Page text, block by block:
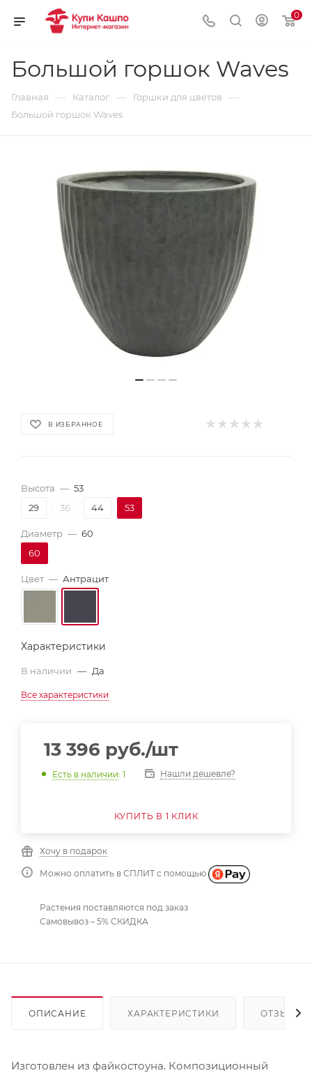
0
Большой горшок Waves
Главная — Каталог — Горшки для цветов —
Большой горшок Waves
В ИЗБРАННОЕ
Высота — 53
29
36 44 53
Диаметр — 60
60
Цвет — Антрацит
Характеристики
В наличии — Да
Все характеристики
13 396 руб./шт
Есть в наличии: 1 Нашли дешевле?
КУПИТЬ В 1 КЛИК
Хочу в подарок
Можно оплатить в СПЛИТ с помощью
Растения поставляются под заказ
Самовывоз – 5% СКИДКА
ОПИСАНИЕ ХАРАКТЕРИСТИКИ ОТЗЫВЫ
Изготовлен из файкостоуна. Композиционный